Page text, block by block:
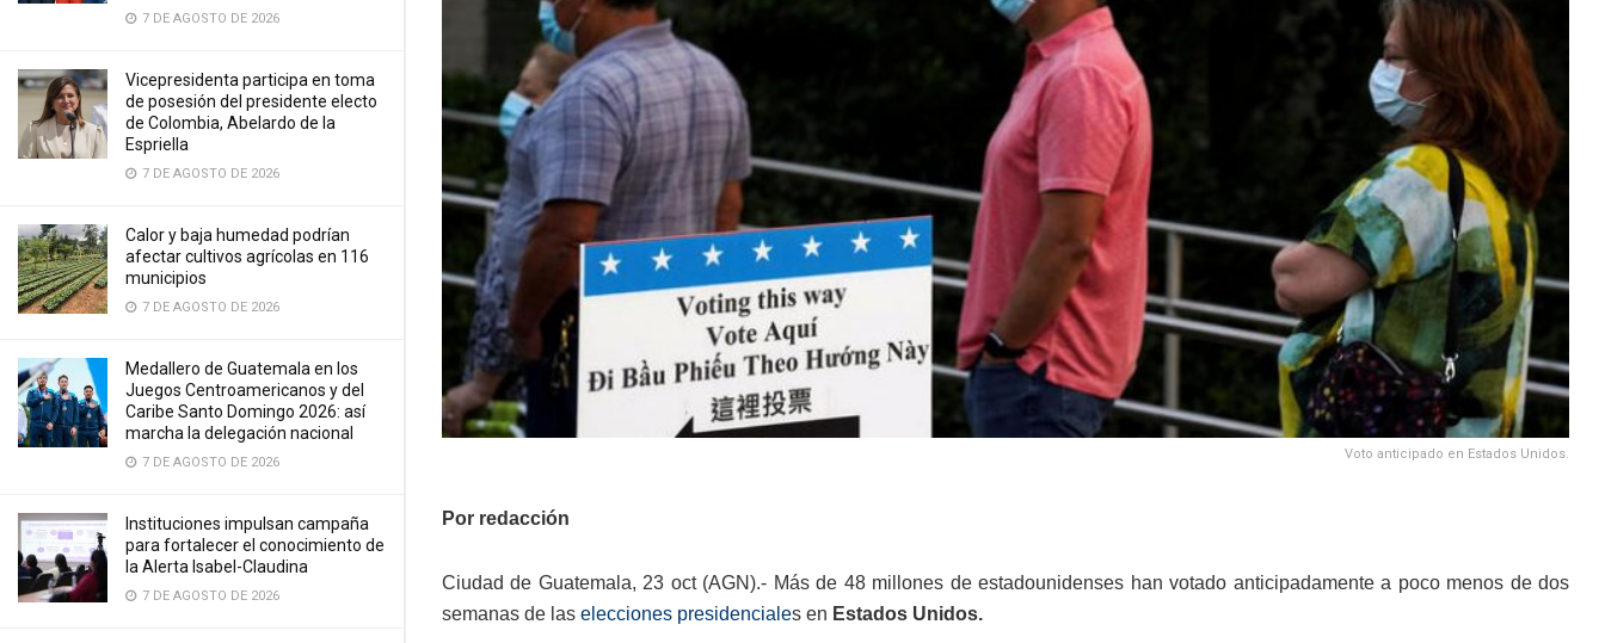
7 DE AGOSTO DE 2026
Vicepresidenta participa en toma
de posesión del presidente electo
de Colombia, Abelardo de la
Espriella
7 DE AGOSTO DE 2026
Calor y baja humedad podrían
afectar cultivos agrícolas en 116
municipios
7 DE AGOSTO DE 2026
Medallero de Guatemala en los
Juegos Centroamericanos y del
Caribe Santo Domingo 2026: así
marcha la delegación nacional
7 DE AGOSTO DE 2026
Instituciones impulsan campaña
para fortalecer el conocimiento de
la Alerta Isabel-Claudina
7 DE AGOSTO DE 2026
Voto anticipado en Estados Unidos.
Por redacción
Ciudad de Guatemala, 23 oct (AGN).- Más de 48 millones de estadounidenses han votado anticipadamente a poco menos de dos
semanas de las elecciones presidenciales en Estados Unidos.